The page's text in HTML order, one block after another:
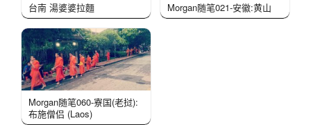
台南 湯婆婆拉麵 Morgan随笔021-安徽:黄山
Morgan随笔060-寮国(老挝):
布施僧侣 (Laos)